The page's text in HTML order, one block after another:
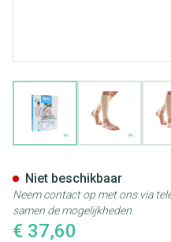
View larger imageView larger
€ 37,60
Niet beschikbaar
Neem contact op met ons via
samen de mogelijkheden.